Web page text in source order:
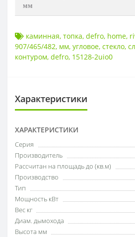
мм
каминная, топка, defro, home,
907/465/482, мм, угловое, стекло,
контуром, defro, 15128-2uio0
Характеристики
ХАРАКТЕРИСТИКИ
Серия
Производитель
Рассчитан на площадь до (кв.м)
Производство
Тип
Мощность кВт
Вес кг
Диам. дымохода
Высота мм